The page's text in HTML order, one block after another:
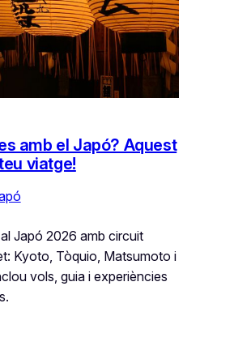
amb el Japó? Aquest
viatge!
Japó 2026 amb circuit
Kyoto, Tòquio, Matsumoto i
vols, guia i experiències